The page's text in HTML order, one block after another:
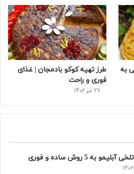
به
طرز تهیه کوکو بادمجان | غذای
فوری و راحت
27 تیر 1402
به 5 روش ساده و فوری